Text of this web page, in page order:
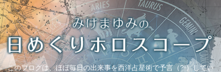
このブログは、ほぼ毎日の出来事を西洋占星術で予言（?!）してい